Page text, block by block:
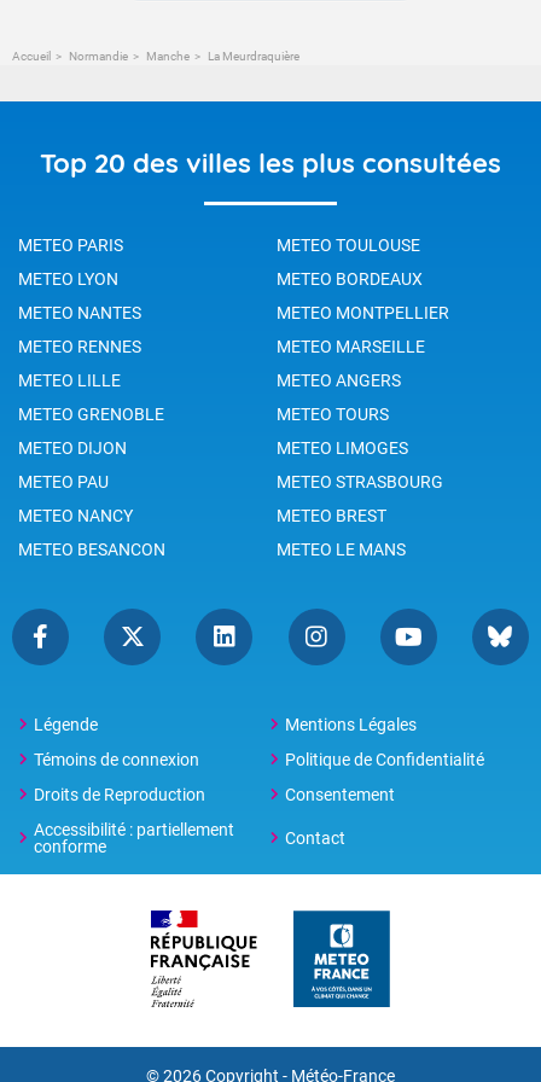
Accueil Normandie Manche La Meurdraquière
Top 20 des villes les plus consultées
METEO PARIS
METEO TOULOUSE
METEO LYON
METEO BORDEAUX
METEO NANTES
METEO MONTPELLIER
METEO RENNES
METEO MARSEILLE
METEO LILLE
METEO ANGERS
METEO GRENOBLE
METEO TOURS
METEO DIJON
METEO LIMOGES
METEO PAU
METEO STRASBOURG
METEO NANCY
METEO BREST
METEO BESANCON
METEO LE MANS
Légende
Mentions Légales
Témoins de connexion
Politique de Confidentialité
Droits de Reproduction
Consentement
Accessibilité : partiellement
conforme
Contact
© 2026 Copyright - Météo-France